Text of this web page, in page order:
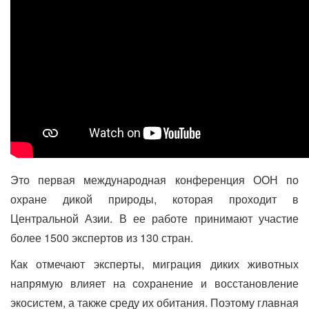
Это первая международная конференция ООН по
охране дикой природы, которая проходит в
Центральной Азии. В ее работе принимают участие
более 1500 экспертов из 130 стран.
Как отмечают эксперты, миграция диких животных
напрямую влияет на сохранение и восстановление
экосистем, а также среду их обитания. Поэтому главная